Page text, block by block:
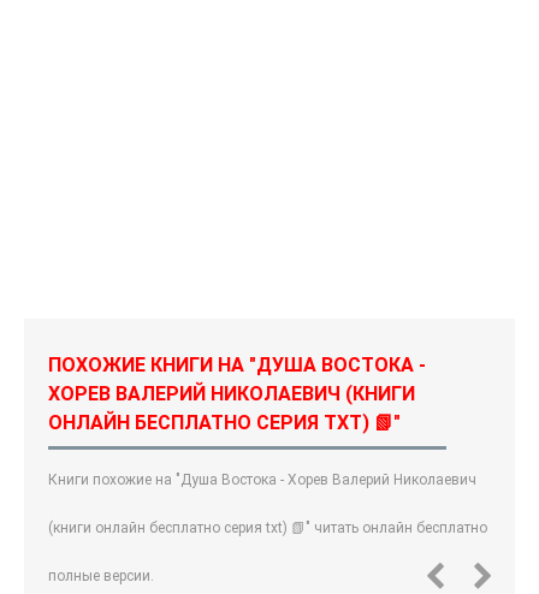
ПОХОЖИЕ КНИГИ НА "ДУША ВОСТОКА -
ХОРЕВ ВАЛЕРИЙ НИКОЛАЕВИЧ (КНИГИ
ОНЛАЙН БЕСПЛАТНО СЕРИЯ TXT) 📗"
Книги похожие на "Душа Востока - Хорев Валерий Николаевич
(книги онлайн бесплатно серия txt) 📗" читать онлайн бесплатно
полные версии.